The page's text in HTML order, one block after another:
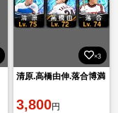
×3
清原.高橋由伸.落合博満
3,800円